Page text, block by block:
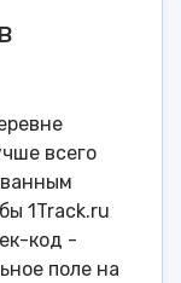
всего
1Track.ru
код -
поле на